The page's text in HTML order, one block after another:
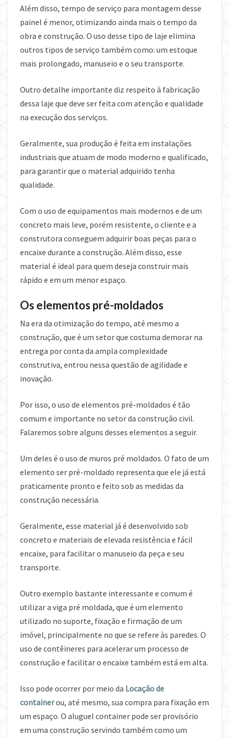
Além disso, tempo de serviço para montagem desse
painel é menor, otimizando ainda mais o tempo da
obra e construção. O uso desse tipo de laje elimina
outros tipos de serviço também como: um estoque
mais prolongado, manuseio e o seu transporte.
Outro detalhe importante diz respeito à fabricação
dessa laje que deve ser feita com atenção e qualidade
na execução dos serviços.
Geralmente, sua produção é feita em instalações
industriais que atuam de modo moderno e qualificado,
para garantir que o material adquirido tenha
qualidade.
Com o uso de equipamentos mais modernos e de um
concreto mais leve, porém resistente, o cliente e a
construtora conseguem adquirir boas peças para o
encaixe durante a construção. Além disso, esse
material é ideal para quem deseja construir mais
rápido e em um menor espaço.
Os elementos pré-moldados
Na era da otimização do tempo, até mesmo a
construção, que é um setor que costuma demorar na
entrega por conta da ampla complexidade
construtiva, entrou nessa questão de agilidade e
inovação.
Por isso, o uso de elementos pré-moldados é tão
comum e importante no setor da construção civil.
Falaremos sobre alguns desses elementos a seguir.
Um deles é o uso de muros pré moldados. O fato de um
elemento ser pré-moldado representa que ele já está
praticamente pronto e feito sob as medidas da
construção necessária.
Geralmente, esse material já é desenvolvido sob
concreto e materiais de elevada resistência e fácil
encaixe, para facilitar o manuseio da peça e seu
transporte.
Outro exemplo bastante interessante e comum é
utilizar a viga pré moldada, que é um elemento
utilizado no suporte, fixação e firmação de um
imóvel, principalmente no que se refere às paredes. O
uso de contêineres para acelerar um processo de
construção e facilitar o encaixe também está em alta.
Isso pode ocorrer por meio da Locação de
containerou, até mesmo, sua compra para fixação em
um espaço. O aluguel container pode ser provisório
em uma construção servindo também como um